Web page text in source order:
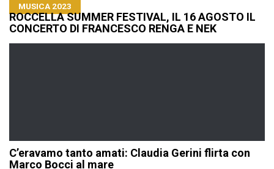
MUSICA 2023
ROCCELLA SUMMER FESTIVAL, IL 16 AGOSTO IL
CONCERTO DI FRANCESCO RENGA E NEK
C’eravamo tanto amati: Claudia Gerini flirta con
Marco Bocci al mare